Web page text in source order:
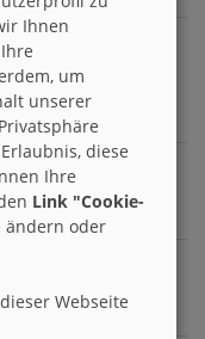
Filme und
Ihnen
um
unserer
diese
Ihre
Link "Cookie-
ändern oder
Webseite